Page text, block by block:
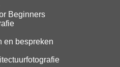
Beginners
en bespreken